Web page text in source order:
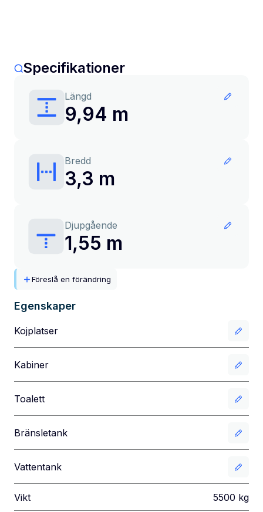
Specifikationer
Längd
9,94 m
Bredd
3,3 m
Djupgående
1,55 m
Föreslå en förändring
Egenskaper
Kojplatser
Kabiner
Toalett
Bränsletank
Vattentank
Vikt 5500 kg